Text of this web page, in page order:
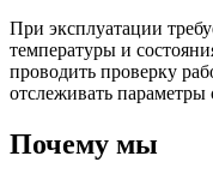
При эксплуатации
температуры и
проводить проверку
отслеживать параметры
Почему мы